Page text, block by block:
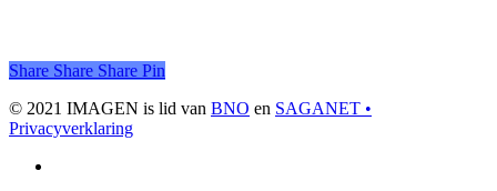
Share
Share Share Share Pin
© 2021 IMAGEN is lid van BNO en SAGANET •
Privacyverklaring